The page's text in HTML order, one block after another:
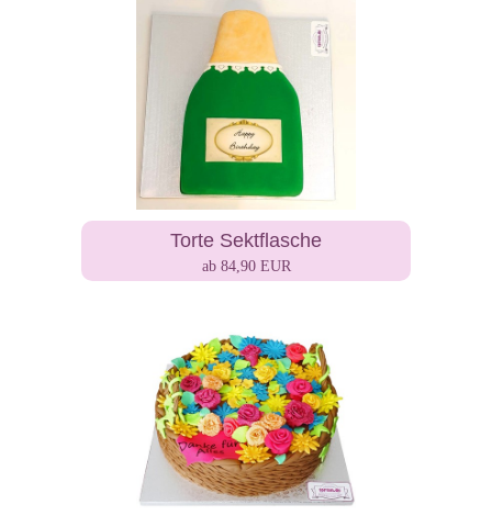
Torte Sektflasche
ab 84,90 EUR